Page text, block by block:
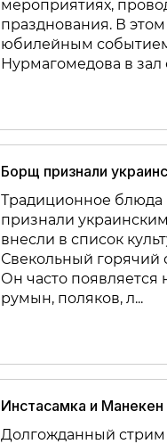
мероприятиях,
празднования. В
юбилейным
Нурмагомедова в зал
Борщ признали
Традиционное блюда
признали
внесли в список
Свекольный горячий
Он часто появляется
румын, поляков, л...
Инстасамка и
Долгожданный